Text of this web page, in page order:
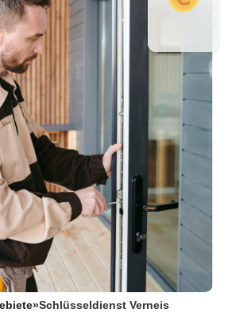
»Schlüsseldienst Verneis